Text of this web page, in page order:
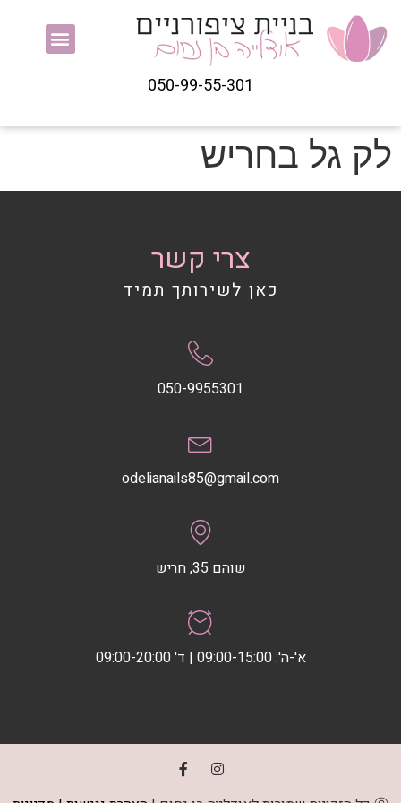
050-99-55-301
לק גל בחריש
צרי קשר
כאן לשירותך תמיד
050-9955301
odelianails85@gmail.com
שוהם 35, חריש
א'-ה': 09:00-15:00 | ד' 09:00-20:00